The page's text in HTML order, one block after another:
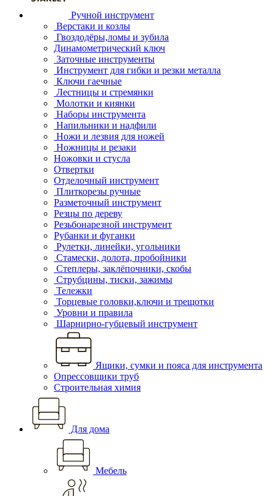
Ручной инструмент
Верстаки и козлы
Гвоздодёры,ломы и зубила
Динамометрический ключ
Заточные инструменты
Инструмент для гибки и резки металла
Ключи гаечные
Лестницы и стремянки
Молотки и киянки
Наборы инструмента
Напильники и надфили
Ножи и лезвия для ножей
Ножницы и резаки
Ножовки и стусла
Отвертки
Отделочный инструмент
Плиткорезы ручные
Разметочный инструмент
Резцы по дереву
Резьбонарезной инструмент
Рубанки и фуганки
Рулетки, линейки, угольники
Стамески, долота, пробойники
Степлеры, заклёпочники, скобы
Струбцины, тиски, зажимы
Тележки
Торцевые головки,ключи и трещотки
Уровни и правила
Шарнирно-губцевый инструмент
Ящики, сумки и пояса для инструмента
Опрессовщики труб
Строительная химия
Для дома
Мебель